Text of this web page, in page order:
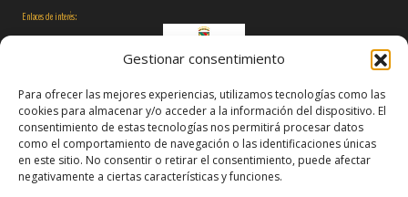
Gestionar consentimiento
Para ofrecer las mejores experiencias, utilizamos tecnologías como las
cookies para almacenar y/o acceder a la información del dispositivo. El
consentimiento de estas tecnologías nos permitirá procesar datos
como el comportamiento de navegación o las identificaciones únicas
en este sitio. No consentir o retirar el consentimiento, puede afectar
negativamente a ciertas características y funciones.
Enlaces de interés:
Síguenos en: